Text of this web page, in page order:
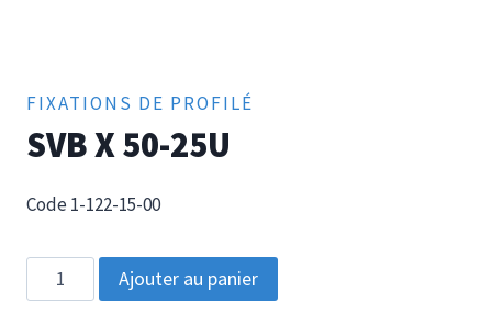
FIXATIONS DE PROFILÉ
SVB X 50-25U
Code 1-122-15-00
quantité
de
Ajouter au panier